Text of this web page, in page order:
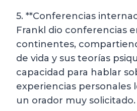
5. **Conferencias
Frankl dio conferencias
continentes,
de vida y sus teorías
capacidad para hablar
experiencias personales
un orador muy solicitado.